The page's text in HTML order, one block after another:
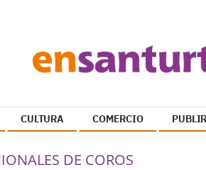
CULTURA COMERCIO
DE COROS